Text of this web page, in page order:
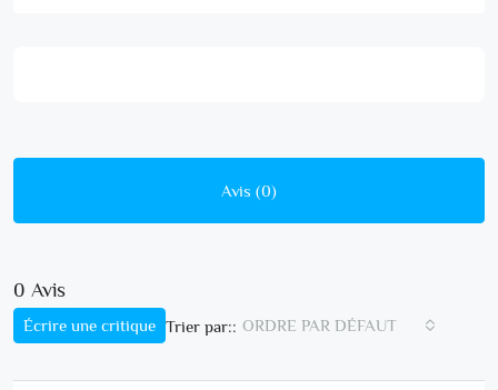
Avis (0)
0 Avis
Trier par:: ORDRE PAR DÉFAUT
Écrire une critique